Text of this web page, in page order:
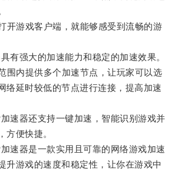
游戏客户端，就能够感受到流畅的游
强大的加速能力和稳定的加速效果。
内提供多个加速节点，让玩家可以选
络延时较低的节点进行连接，提高加速
器还支持一键加速，智能识别游戏并
方便快捷。
器是一款实用且可靠的网络游戏加速
升游戏的速度和稳定性，让你在游戏中